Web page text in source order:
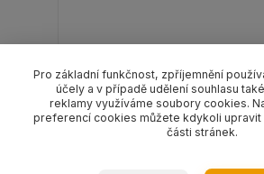
Kladka lanová FSSRG10 s
pro průměr lana max. 10 mm/6000
Pro základní funkčnost, zpříjemnění
účely a v případě udělení souhlasu
reklamy využíváme soubory cookies.
preferencí cookies můžete kdykoli
části stránek.